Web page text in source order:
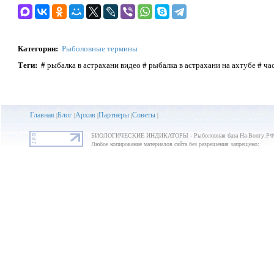
Категории: Рыболовные термины
Теги: # рыбалка в астрахани видео # рыбалка в астрахани на ахтубе #
Главная |Блог|Архив|Партнеры|Советы|
БИОЛОГИЧЕСКИЕ ИНДИКАТОРЫ - Рыболовная база На-Волгу.РФ
Любое копирование материалов сайта без разрешения запрещено;